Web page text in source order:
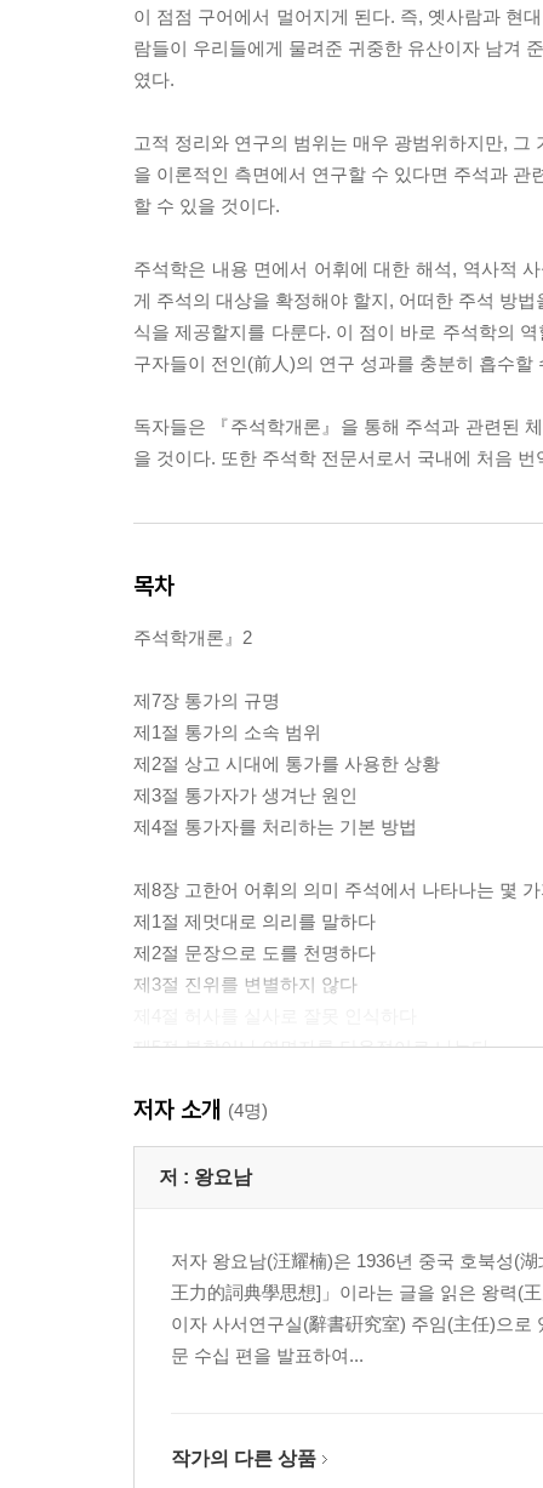
이 점점 구어에서 멀어지게 된다. 즉, 옛사람과 현
람들이 우리들에게 물려준 귀중한 유산이자 남겨
였다.
고적 정리와 연구의 범위는 매우 광범위하지만,
을 이론적인 측면에서 연구할 수 있다면 주석과
할 수 있을 것이다.
주석학은 내용 면에서 어휘에 대한 해석, 역사적
게 주석의 대상을 확정해야 할지, 어떠한 주석 방
식을 제공할지를 다룬다. 이 점이 바로 주석학의
구자들이 전인(前人)의 연구 성과를 충분히 흡수할
독자들은 『주석학개론』을 통해 주석과 관련된
을 것이다. 또한 주석학 전문서로서 국내에 처음
목차
주석학개론』2
제7장 통가의 규명
제1절 통가의 소속 범위
제2절 상고 시대에 통가를 사용한 상황
제3절 통가자가 생겨난 원인
제4절 통가자를 처리하는 기본 방법
제8장 고한어 어휘의 의미 주석에서 나타나는 몇
제1절 제멋대로 의리를 말하다
제2절 문장으로 도를 천명하다
제3절 진위를 변별하지 않다
제5절 복합어나 연면자를 단음절어로 나누다
제7절 고금을 변별하지 않다
제8절 여러 글자를 하나의 의미로 해석하다
제9절 한 글자로 풀이하다
제9장 금역
제1절 번역과 금역
제2절 번역문의 요구
제3절 번역문의 예시와 분석
저자 소개 (4명)
저 : 왕요남
저자 왕요남(汪耀楠)은 1936년 중국 호북성(
王力的詞典學思想]」이라는 글을 읽은 왕력(
이자 사서연구실(辭書硏究室) 주임(主任)으
문 수십 편을 발표하여...
작가의 다른 상품